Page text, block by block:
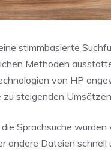
stimmbasierte
Methoden
von HP
steigenden
Sprachsuche
andere Dateien